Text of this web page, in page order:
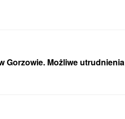
Gorzowie. Możliwe utrudnienia